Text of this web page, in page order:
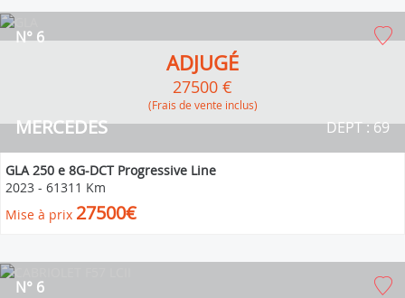
MERCEDES
N° 6
DEPT : 69
ADJUGÉ
27500 €
(Frais de vente inclus)
GLA 250 e 8G-DCT Progressive Line
2023 - 61311 Km
Mise à prix 27500€
N° 6